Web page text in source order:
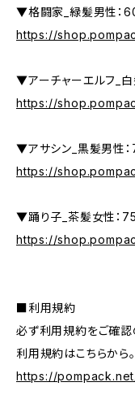
▼格闘家_緑髪男性：
https://
▼アーチャーエルフ_
https://
▼アサシン_黒髪男性
https://
▼踊り子_茶髪女性：
https://
■利用規約
必ず利用規約をご確認
利用規約はこちらから。
https://